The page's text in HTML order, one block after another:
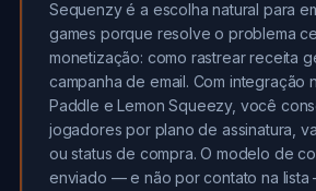
Sequenzy é a escolha natural para
games porque resolve o problema
monetização: como rastrear receita
campanha de email. Com integração
Paddle e Lemon Squeezy, você
jogadores por plano de assinatura,
ou status de compra. O modelo de
enviado — e não por contato na